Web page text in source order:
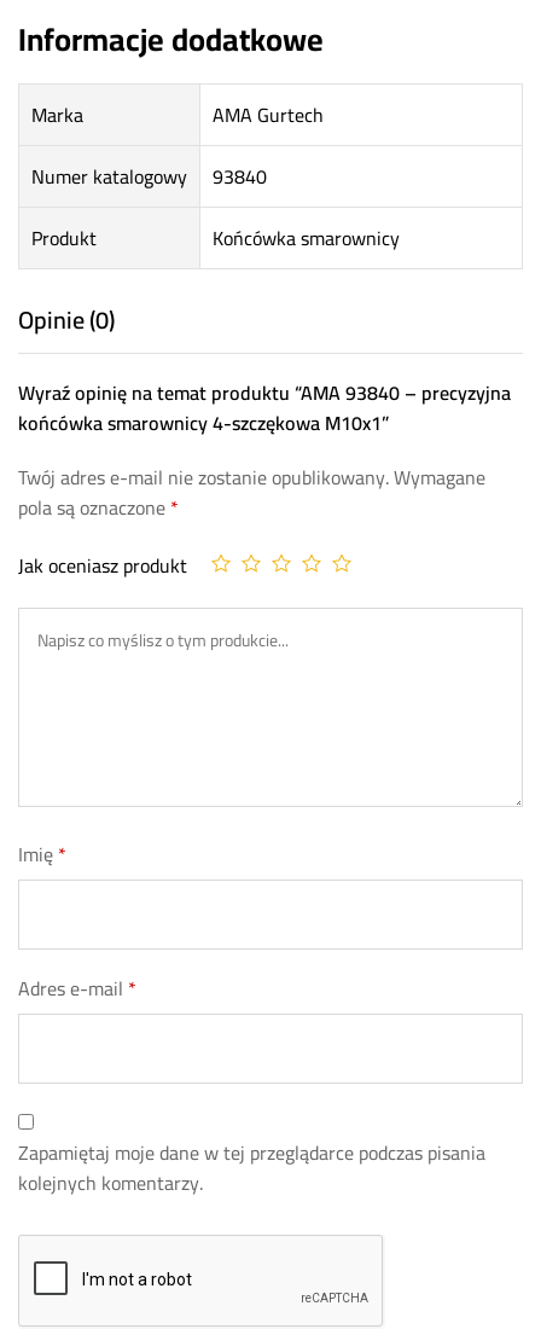
Informacje dodatkowe
Marka
AMA Gurtech
Numer katalogowy
93840
Produkt
Końcówka smarownicy
Opinie (0)
Wyraź opinię na temat produktu “AMA 93840 – precyzyjna
końcówka smarownicy 4-szczękowa M10x1”
Twój adres e-mail nie zostanie opublikowany.Wymagane
pola są oznaczone*
Jak oceniasz produkt
Imię*
Adres e-mail *
Zapamiętaj moje dane w tej przeglądarce podczas pisania
kolejnych komentarzy.